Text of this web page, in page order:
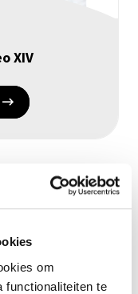
om
functionaliteiten te
XIV